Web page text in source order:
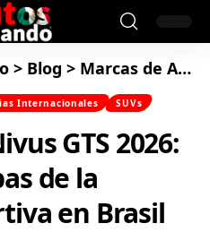
> Blog > Marcas de Autos
Internacionales SUVs
GTS 2026:
de la
en Brasil